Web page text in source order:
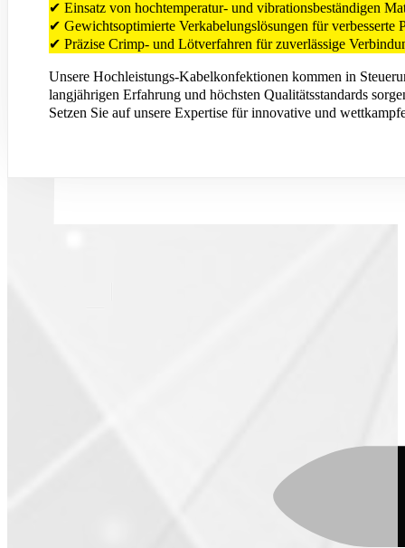
✔ Einsatz von hochtemperatur- und vibrationsbeständigen
✔ Gewichtsoptimierte Verkabelungslösungen für verbesserte
✔ Präzise Crimp- und Lötverfahren für zuverlässige
Unsere Hochleistungs-Kabelkonfektionen kommen in
langjährigen Erfahrung und höchsten Qualitätsstandards
Setzen Sie auf unsere Expertise für innovative und